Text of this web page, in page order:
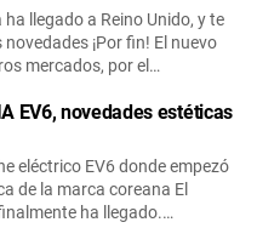
ha llegado a Reino Unido, y te
¡Por fin! El nuevo
mercados, por el…
EV6, novedades estéticas
eléctrico EV6 donde empezó
de la marca coreana El
ha llegado.…